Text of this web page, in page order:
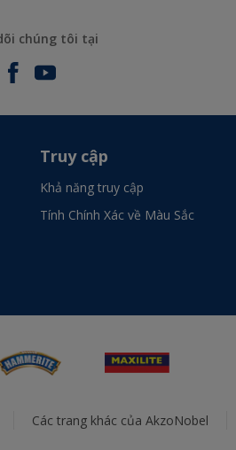
chúng tôi tại
Truy cập
Khả năng truy cập
Tính Chính Xác về Màu Sắc
Các trang khác của AkzoNobel